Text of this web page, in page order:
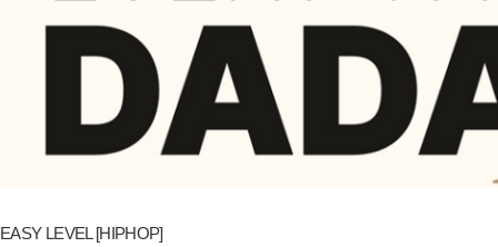
EASY LEVEL [HIPHOP]